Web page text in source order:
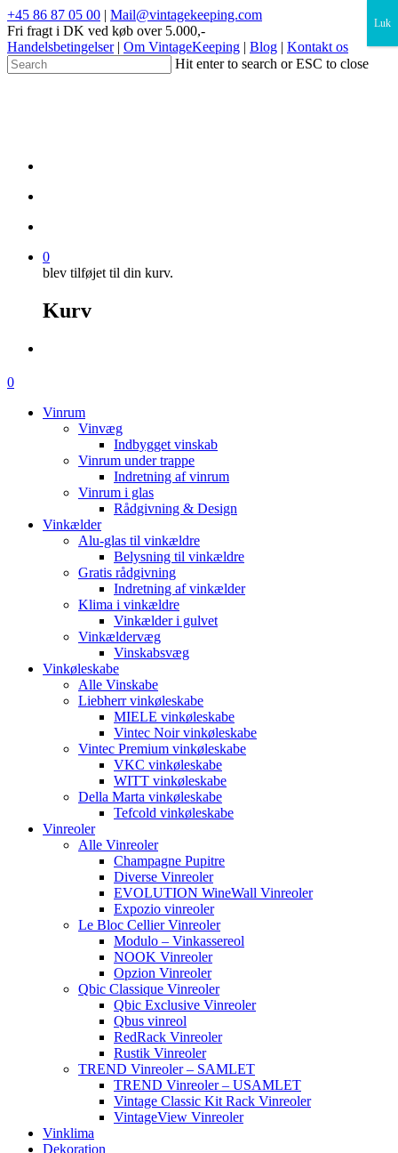
+45 86 87 05 00 | Mail@vintagekeeping.com
Fri fragt i DK ved køb over 5.000,-
Handelsbetingelser| Om VintageKeeping | Blog | Kontakt os
Hit enter to search or ESC to close
0
blev tilføjet til din kurv.
Kurv
0
Vinrum
Vinvæg
Indbygget vinskab
Vinrum under trappe
Indretning af vinrum
Vinrum i glas
Rådgivning & Design
Vinkælder
Alu-glas til vinkældre
Belysning til vinkældre
Gratis rådgivning
Indretning af vinkælder
Klima i vinkældre
Vinkælder i gulvet
Vinkældervæg
Vinskabsvæg
Vinkøleskabe
Alle Vinskabe
Liebherr vinkøleskabe
MIELE vinkøleskabe
Vintec Noir vinkøleskabe
Vintec Premium vinkøleskabe
VKC vinkøleskabe
WITT vinkøleskabe
Della Marta vinkøleskabe
Tefcold vinkøleskabe
Vinreoler
Alle Vinreoler
Champagne Pupitre
Diverse Vinreoler
EVOLUTION WineWall Vinreoler
Expozio vinreoler
Le Bloc Cellier Vinreoler
Modulo – Vinkassereol
NOOK Vinreoler
Opzion Vinreoler
Qbic Classique Vinreoler
Qbic Exclusive Vinreoler
Qbus vinreol
RedRack Vinreoler
Rustik Vinreoler
TREND Vinreoler – SAMLET
TREND Vinreoler – USAMLET
Vintage Classic Kit Rack Vinreoler
VintageView Vinreoler
Vinklima
Dekoration
×
Luk